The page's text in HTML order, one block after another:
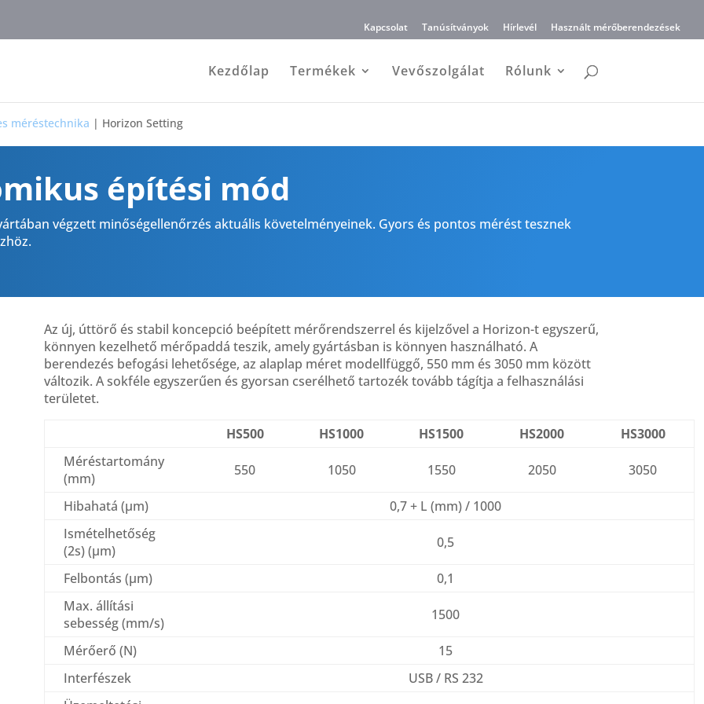
Kapcsolat Tanúsítványok Hírlevél Használt mérőberendezések
Kezdőlap Termékek Vevőszolgálat Rólunk
méréstechnika | Horizon Setting
építési mód
végzett minőségellenőrzés aktuális követelményeinek. Gyors és pontos mérést tesznek
Az új, úttörő és stabil koncepció beépített mérőrendszerrel és kijelzővel a Horizon-t egyszerű,
könnyen kezelhető mérőpaddá teszik, amely gyártásban is könnyen használható. A
berendezés befogási lehetősége, az alaplap méret modellfüggő, 550 mm és 3050 mm között
változik. A sokféle egyszerűen és gyorsan cserélhető tartozék tovább tágítja a felhasználási
területet.
HS500 HS1000 HS1500 HS2000
HS3000
Méréstartomány
(mm)
550 1050 1550 2050 3050
Hibahatá (μm)
0,7 + L (mm) / 1000
Ismételhetőség
(2s) (μm)
0,5
Felbontás (μm)
0,1
Max. állítási
sebesség (mm/s)
1500
Mérőerő (N)
15
Interfészek
USB / RS 232